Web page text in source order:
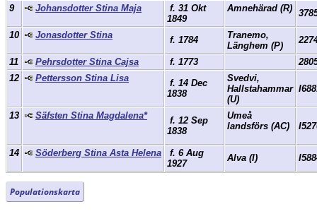
9 Johansdotter Stina Maja
f. 31 Okt
1849
Amnehärad (R)
10 Jonasdotter Stina f. 1784
Tranemo,
Länghem (P)
11 Pehrsdotter Stina Cajsa f. 1773
12
Pettersson Stina Lisa
f. 14 Dec
1838
Svedvi,
Hallstahammar
(U)
13 Säfsten Stina Magdalena*
f. 12 Sep
1838
Umeå
landsförs (AC)
14 Söderberg Stina Asta Helena
f. 6 Aug
1927
Alva (I)
Populationskarta